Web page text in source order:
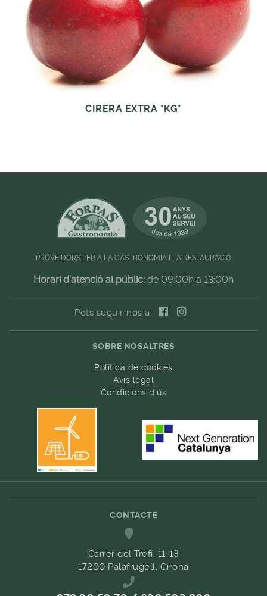
CIRERA EXTRA *KG*
PROVEÏDORS PER A LA GASTRONOMIA I LA RESTAURACIÓ
Horari d'atenció al públic: de 09:00h a 13:00h
Pots seguir-nos a
SOBRE NOSALTRES
Política de cookies
Avís legal
Condicions d'ús
CONTACTE
Carrer del Trefí. 11-13
17200 Palafrugell, Girona